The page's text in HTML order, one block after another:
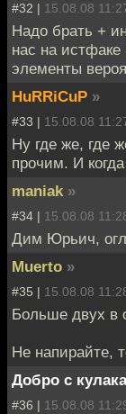
#32 | 15.08.08
Надо брать +
нас на истфаке
элементы
HuRRiCuP »
#33 | 15.08.08
Ну где же, где
прочим. И
maniak »
#34 | 15.08.08
Дим Юрьич,
Muerto »
#35 | 15.08.08
Больше двух в
Не напирайте,
Добро с
#36 | 15.08.08